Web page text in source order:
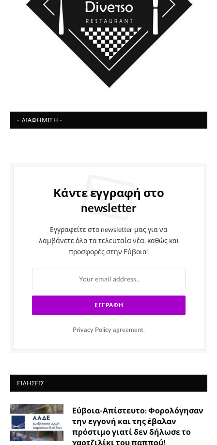
- ΔΙΑΦΉΜΙΣΗ -
Κάντε εγγραφή στο
newsletter
Εγγραφείτε στο newsletter μας για να
λαμβάνετε όλα τα τελευταία νέα, καθώς και
προσφορές στην Εύβοια!
Privacy Policy agreement.
ΕΙΔΉΣΕΙΣ
Εύβοια-Απίστευτο: Φορολόγησαν
την εγγονή και της έβαλαν
πρόστιμο γιατί δεν δήλωσε το
χαρτζιλίκι του παππού!